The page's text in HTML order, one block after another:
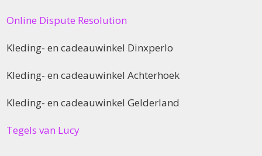
Online Dispute Resolution
Kleding- en cadeauwinkel Dinxperlo
Kleding- en cadeauwinkel Achterhoek
Kleding- en cadeauwinkel Gelderland
Tegels van Lucy